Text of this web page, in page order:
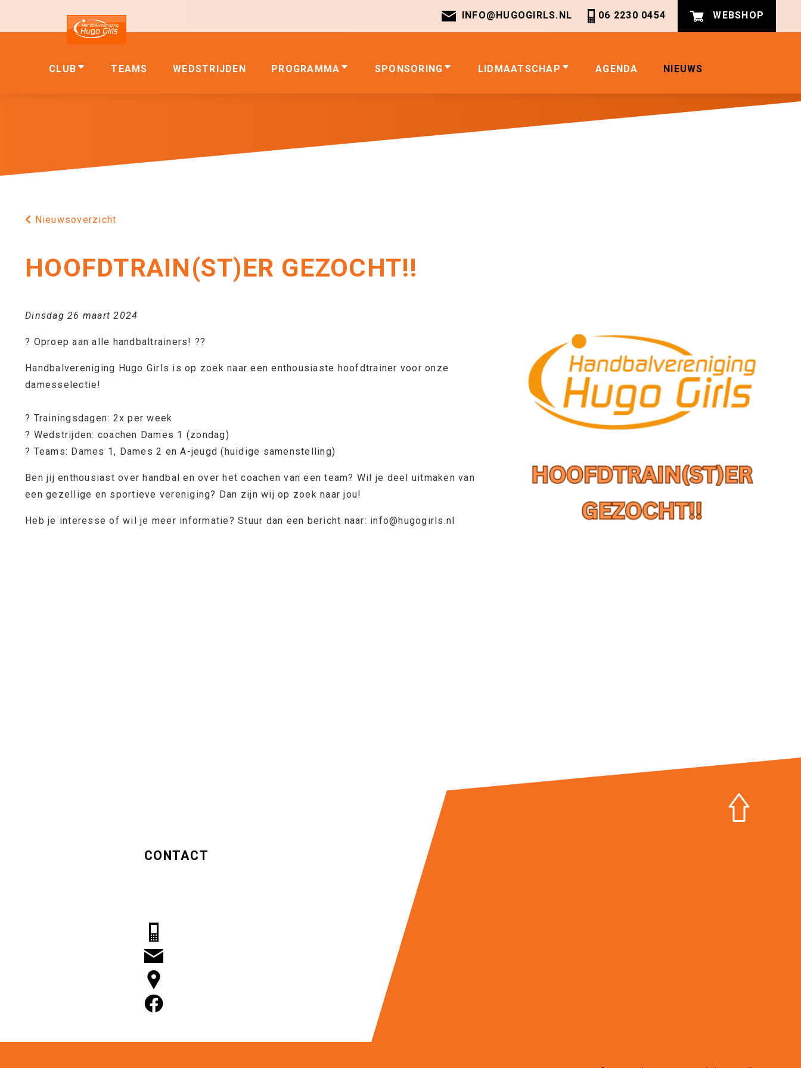
INFO@HUGOGIRLS.NL 06 2230 0454 WEBSHOP
CLUB TEAMS WEDSTRIJDEN PROGRAMMA SPONSORING LIDMAATSCHAP AGENDA NIEUWS
Nieuwsoverzicht
HOOFDTRAIN(ST)ER GEZOCHT!!
Dinsdag 26 maart 2024
? Oproep aan alle handbaltrainers! ?‍?
Handbalvereniging Hugo Girls is op zoek naar een enthousiaste hoofdtrainer voor onze
damesselectie!
? Trainingsdagen: 2x per week
? Wedstrijden: coachen Dames 1 (zondag)
? Teams: Dames 1, Dames 2 en A-jeugd (huidige samenstelling)
Ben jij enthousiast over handbal en over het coachen van een team? Wil je deel uitmaken van
een gezellige en sportieve vereniging? Dan zijn wij op zoek naar jou!
Heb je interesse of wil je meer informatie? Stuur dan een bericht naar: info@hugogirls.nl
CONTACT